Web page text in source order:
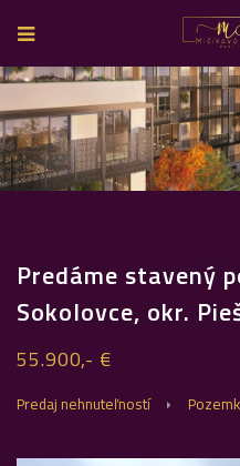
Predáme stavený
Sokolovce, okr.
55.900,- €
Predaj nehnuteľností